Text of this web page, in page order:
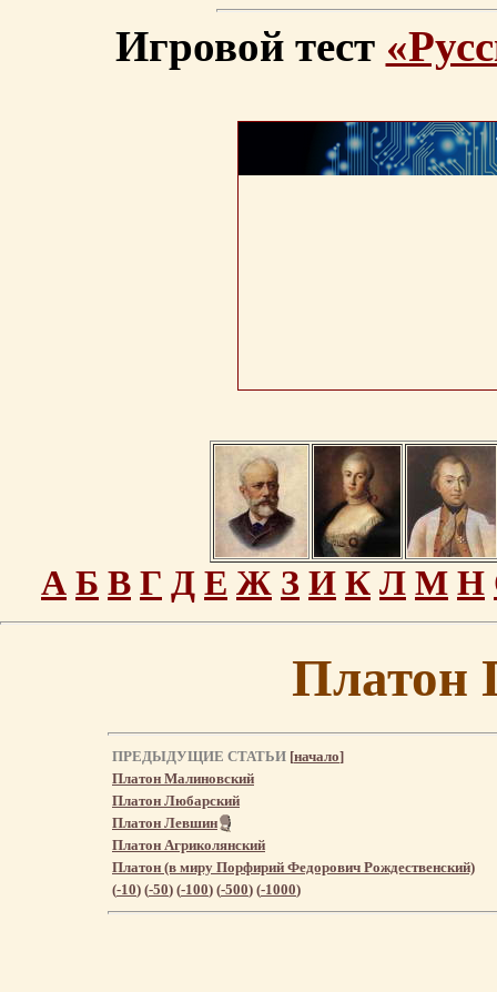
Игровой тест
А Б В Г Д Е Ж З И К Л М Н
Платон
ПРЕДЫДУЩИЕ СТАТЬИ [начало]
Платон Малиновский
Платон Любарский
Платон Левшин
Платон Агриколянский
Платон (в миру Порфирий Федорович Рождественский)
(-10) (-50) (-100) (-500) (-1000)